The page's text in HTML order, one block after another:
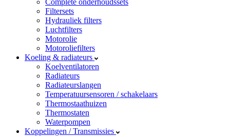
Complete onderhoudssets
Filtersets
Hydrauliek filters
Luchtfilters
Motorolie
Motoroliefilters
Koeling & radiateurs
Koelventilatoren
Radiateurs
Radiateurslangen
Temperatuursensoren / schakelaars
Thermostaathuizen
Thermostaten
Waterpompen
Koppelingen / Transmissies